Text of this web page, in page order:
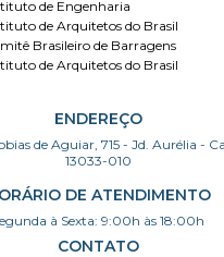
de Engenharia
de Arquitetos do Brasil
Brasileiro de Barragens
de Arquitetos do Brasil
ENDEREÇO
de Aguiar, 715 - Jd. Aurélia -
13033-010
DE ATENDIMENTO
à Sexta: 9:00h às 18:00h
CONTATO